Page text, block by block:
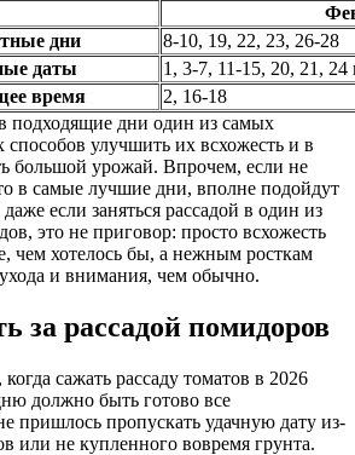
дни
8-10, 19, 22, 23, 26-28
даты
1, 3-7, 11-15, 20, 21, 24
время
2, 16-18
подходящие дни один из самых
улучшить их всхожесть и в
большой урожай. Впрочем, если не
в самые лучшие дни, вполне подойдут
если заняться рассадой в один из
это не приговор: просто всхожесть
чем хотелось бы, а нежным росткам
и внимания, чем обычно.
за рассадой помидоров
сажать рассаду томатов в 2026
должно быть готово все
пришлось пропускать удачную дату из-
или не купленного вовремя грунта.